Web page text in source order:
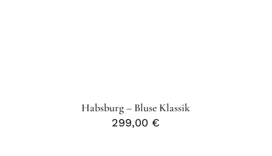
Habsburg – Bluse Klassik
299,00 €